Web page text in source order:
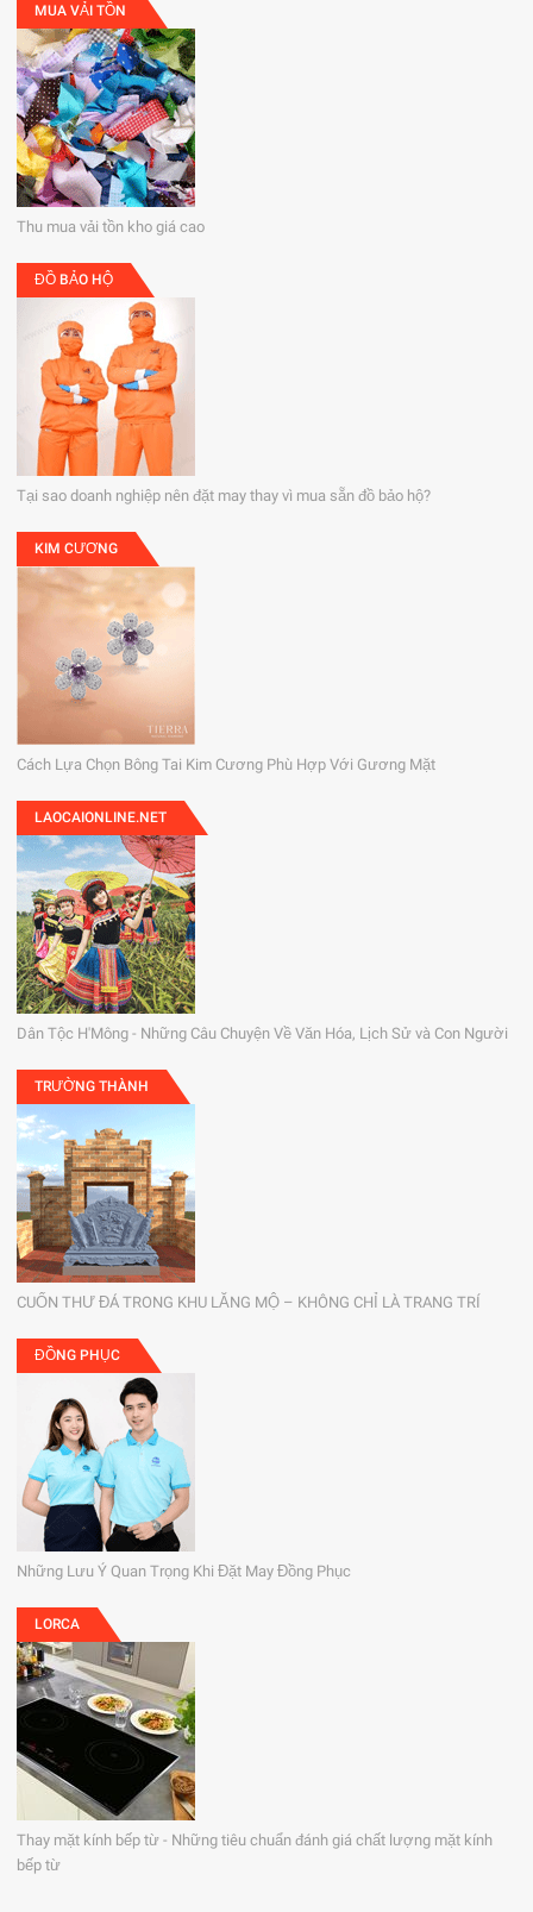
MUA VẢI TỒN
Thu mua vải tồn kho giá cao
ĐỒ BẢO HỘ
Tại sao doanh nghiệp nên đặt may thay vì mua sẵn đồ bảo hộ?
KIM CƯƠNG
Cách Lựa Chọn Bông Tai Kim Cương Phù Hợp Với Gương Mặt
LAOCAIONLINE.NET
Dân Tộc H'Mông - Những Câu Chuyện Về Văn Hóa, Lịch Sử và Con Người
TRƯỜNG THÀNH
CUỐN THƯ ĐÁ TRONG KHU LĂNG MỘ – KHÔNG CHỈ LÀ TRANG TRÍ
ĐỒNG PHỤC
Những Lưu Ý Quan Trọng Khi Đặt May Đồng Phục
LORCA
Thay mặt kính bếp từ - Những tiêu chuẩn đánh giá chất lượng mặt kính
bếp từ